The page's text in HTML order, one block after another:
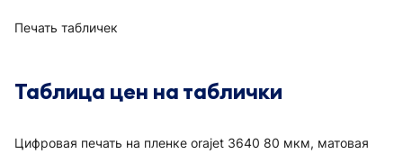
Печать табличек
Таблица цен на таблички
Цифровая печать на пленке orajet 3640 80 мкм, матовая